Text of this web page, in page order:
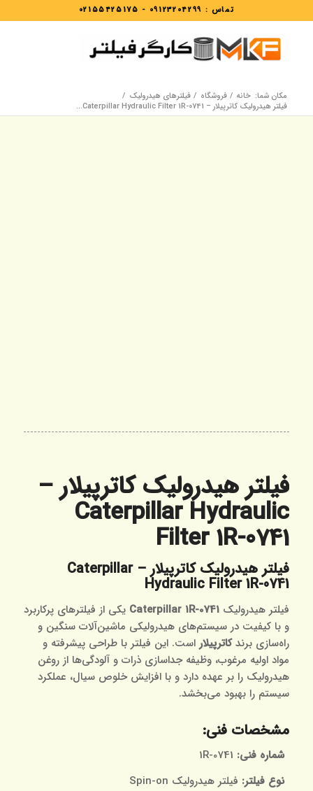
تماس : 09123204299
-
02155425175
مکان شما: خانه / فروشگاه / فیلترهای هیدرولیک /
فیلتر هیدرولیک کاترپیلار – Caterpillar Hydraulic Filter 1R-0741...
فیلتر هیدرولیک کاترپیلار –
Caterpillar Hydraulic
Filter 1R-0741
فیلتر هیدرولیک کاترپیلار – Caterpillar
Hydraulic Filter 1R-0741
فیلتر هیدرولیک Caterpillar 1R-0741 یکی از فیلترهای پرکاربرد
و با کیفیت در سیستم‌های هیدرولیکی ماشین‌آلات سنگین و
راه‌سازی برندکاترپیلار است. این فیلتر با طراحی پیشرفته و
مواد اولیه مرغوب، وظیفه جداسازی ذرات و آلودگی‌ها از روغن
هیدرولیک را بر عهده دارد و با افزایش خلوص سیال، عملکرد
سیستم را بهبود می‌بخشد.
مشخصات فنی:
شماره فنی:
نوع فیلتر: فیلتر هیدرولیک Spin-on